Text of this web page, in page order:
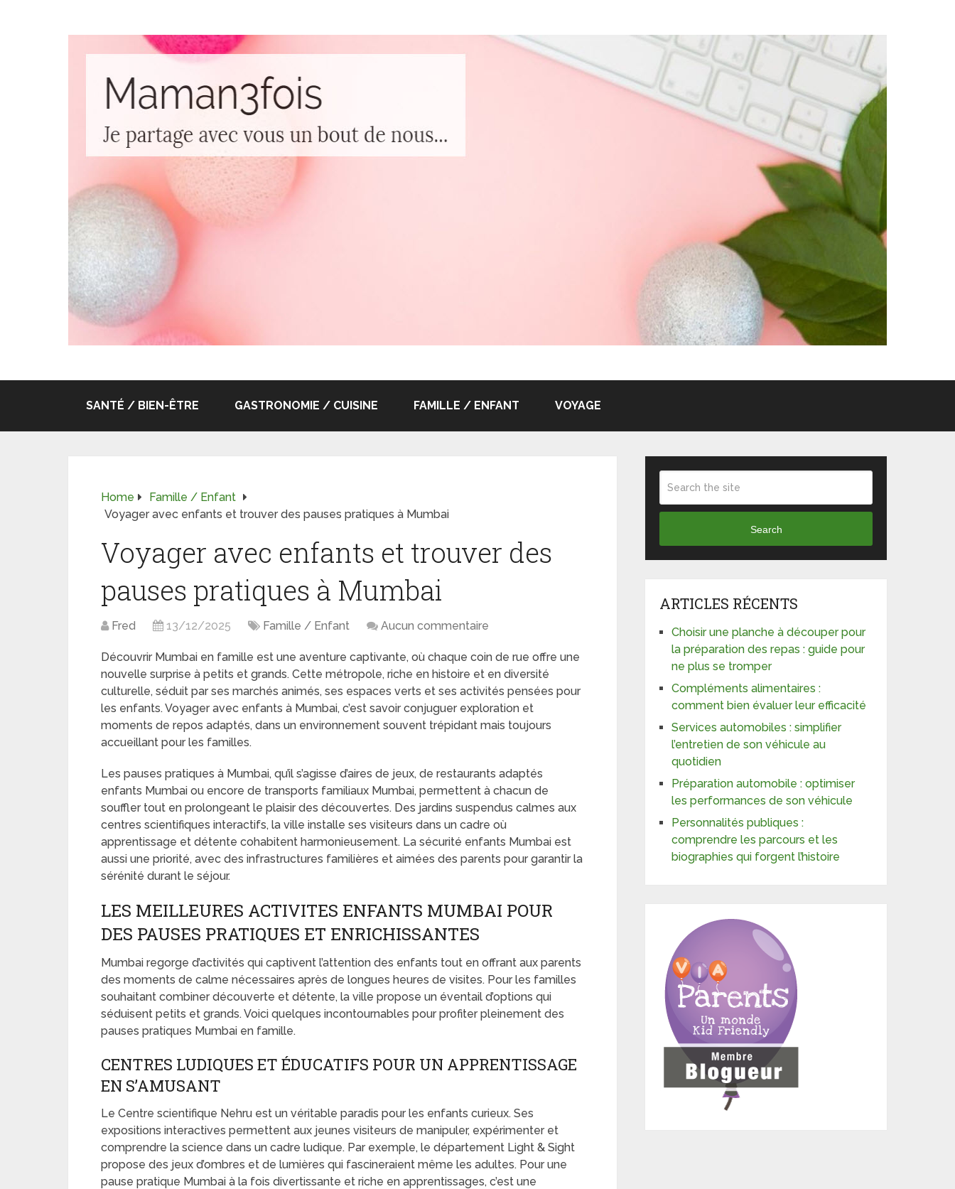
SANTÉ / BIEN-ÊTRE GASTRONOMIE / CUISINE FAMILLE / ENFANT VOYAGE
Home
Famille / Enfant
Voyager avec enfants et trouver des pauses pratiques à Mumbai
Voyager avec enfants et trouver des
pauses pratiques à Mumbai
Fred 13/12/2025 Famille / Enfant Aucun commentaire
Découvrir Mumbai en famille est une aventure captivante, où chaque coin de rue offre une
nouvelle surprise à petits et grands. Cette métropole, riche en histoire et en diversité
culturelle, séduit par ses marchés animés, ses espaces verts et ses activités pensées pour
les enfants. Voyager avec enfants à Mumbai, c’est savoir conjuguer exploration et
moments de repos adaptés, dans un environnement souvent trépidant mais toujours
accueillant pour les familles.
Les pauses pratiques à Mumbai, qu’il s’agisse d’aires de jeux, de restaurants adaptés
enfants Mumbai ou encore de transports familiaux Mumbai, permettent à chacun de
souffler tout en prolongeant le plaisir des découvertes. Des jardins suspendus calmes aux
centres scientifiques interactifs, la ville installe ses visiteurs dans un cadre où
apprentissage et détente cohabitent harmonieusement. La sécurité enfants Mumbai est
aussi une priorité, avec des infrastructures familières et aimées des parents pour garantir la
sérénité durant le séjour.
LES MEILLEURES ACTIVITES ENFANTS MUMBAI POUR
DES PAUSES PRATIQUES ET ENRICHISSANTES
Mumbai regorge d’activités qui captivent l’attention des enfants tout en offrant aux parents
des moments de calme nécessaires après de longues heures de visites. Pour les familles
souhaitant combiner découverte et détente, la ville propose un éventail d’options qui
séduisent petits et grands. Voici quelques incontournables pour profiter pleinement des
pauses pratiques Mumbai en famille.
CENTRES LUDIQUES ET ÉDUCATIFS POUR UN APPRENTISSAGE
EN S’AMUSANT
Le Centre scientifique Nehru est un véritable paradis pour les enfants curieux. Ses
expositions interactives permettent aux jeunes visiteurs de manipuler, expérimenter et
comprendre la science dans un cadre ludique. Par exemple, le département Light & Sight
propose des jeux d’ombres et de lumières qui fascineraient même les adultes. Pour une
pause pratique Mumbai à la fois divertissante et riche en apprentissages, c’est une
Search
ARTICLES RÉCENTS
Choisir une planche à découper pour
la préparation des repas : guide pour
ne plus se tromper
Compléments alimentaires :
comment bien évaluer leur efficacité
Services automobiles : simplifier
l’entretien de son véhicule au
quotidien
Préparation automobile : optimiser
les performances de son véhicule
Personnalités publiques :
comprendre les parcours et les
biographies qui forgent l’histoire